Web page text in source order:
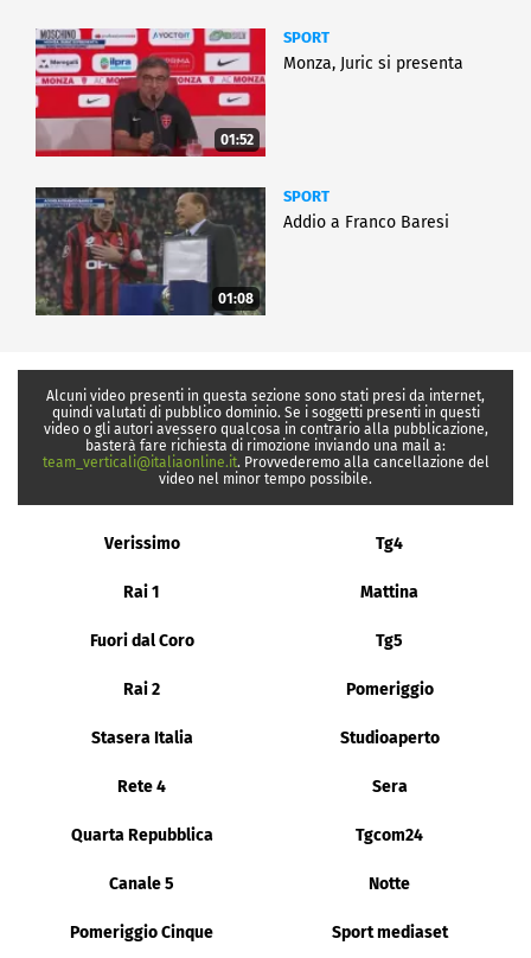
01:52
SPORT
Monza, Juric si presenta
01:08
SPORT
Addio a Franco Baresi
Alcuni video presenti in questa sezione sono stati presi da internet,
quindi valutati di pubblico dominio. Se i soggetti presenti in questi
video o gli autori avessero qualcosa in contrario alla pubblicazione,
basterà fare richiesta di rimozione inviando una mail a:
team_verticali@italiaonline.it. Provvederemo alla cancellazione del
video nel minor tempo possibile.
Verissimo Tg4
Rai 1 Mattina
Fuori dal Coro Tg5
Rai 2 Pomeriggio
Stasera Italia Studioaperto
Rete 4 Sera
Quarta Repubblica Tgcom24
Canale 5 Notte
Pomeriggio Cinque Sport mediaset